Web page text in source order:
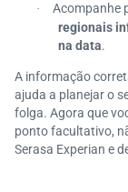
· Acompanhe
regionais
na data.
A informação
ajuda a planejar o
folga. Agora que
ponto facultativo,
Serasa Experian e